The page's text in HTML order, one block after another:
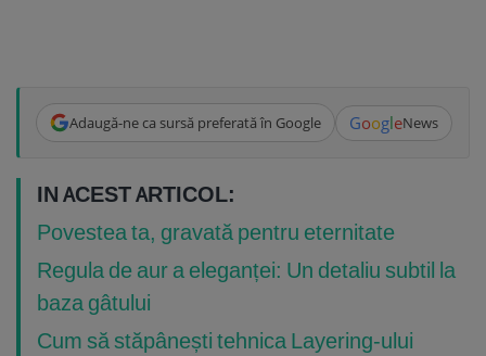
Adaugă-ne ca sursă preferată în Google GoogleNews
IN ACEST ARTICOL:
Povestea ta, gravată pentru eternitate
Regula de aur a eleganței: Un detaliu subtil la
baza gâtului
Cum să stăpânești tehnica Layering-ului